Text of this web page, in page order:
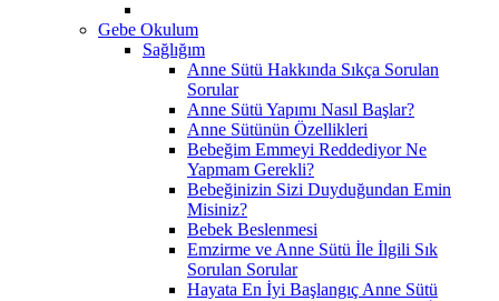
Gebe Okulum
Sağlığım
Anne Sütü Hakkında Sıkça Sorulan
Sorular
Anne Sütü Yapımı Nasıl Başlar?
Anne Sütünün Özellikleri
Bebeğim Emmeyi Reddediyor Ne
Yapmam Gerekli?
Bebeğinizin Sizi Duyduğundan Emin
Misiniz?
Bebek Beslenmesi
Emzirme ve Anne Sütü İle İlgili Sık
Sorulan Sorular
Hayata En İyi Başlangıç Anne Sütü